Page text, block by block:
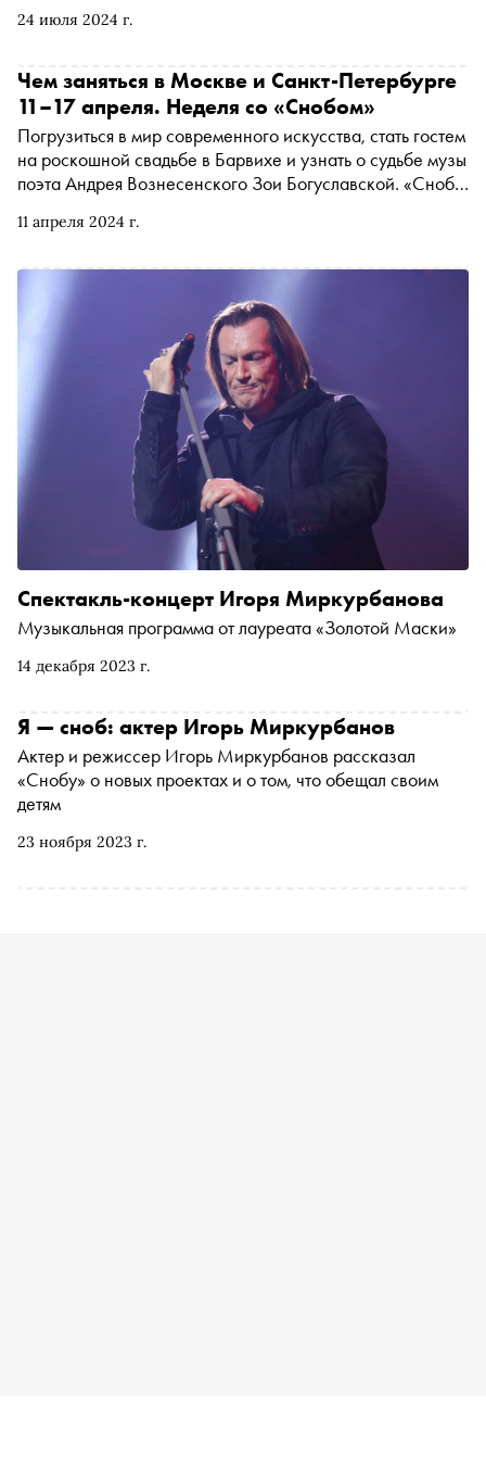
24 июля 2024 г.
11 апреля 2024 г.
Чем заняться в Москве и Санкт-Петербурге
11–17 апреля. Неделя со «Снобом»
Погрузиться в мир современного искусства, стать гостем
на роскошной свадьбе в Барвихе и узнать о судьбе музы
поэта Андрея Вознесенского Зои Богуславской. «Сноб»
ближайшей неделе
14 декабря 2023 г.
Спектакль-концерт Игоря Миркурбанова
Музыкальная программа от лауреата «Золотой Маски»
23 ноября 2023 г.
Я — сноб: актер Игорь Миркурбанов
Актер и режиссер Игорь Миркурбанов рассказал
«Снобу» о новых проектах и о том, что обещал своим
детям